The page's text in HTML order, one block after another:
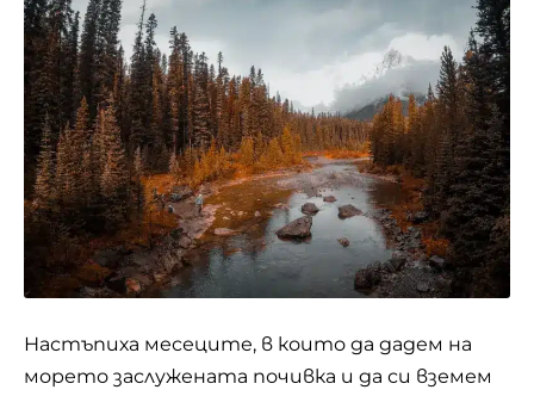
Настъпиха месеците, в които да дадем на
морето заслужената почивка и да си вземем